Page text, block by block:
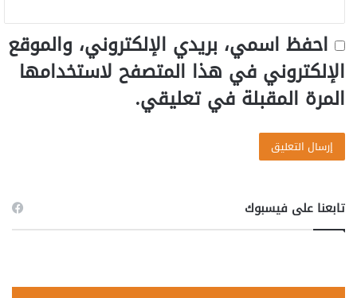
احفظ اسمي، بريدي الإلكتروني، والموقع
الإلكتروني في هذا المتصفح لاستخدامها
المرة المقبلة في تعليقي.
تابعنا على فيسبوك